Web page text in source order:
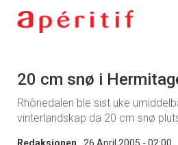
20 cm snø i
Rhônedalen ble sist uke
vinterlandskap da 20 cm snø